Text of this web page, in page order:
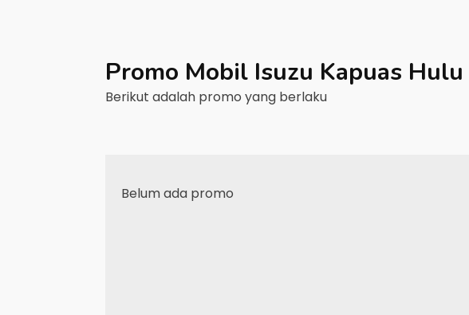
Promo Mobil Isuzu Kapuas Hulu
Berikut adalah promo yang berlaku
Belum ada promo